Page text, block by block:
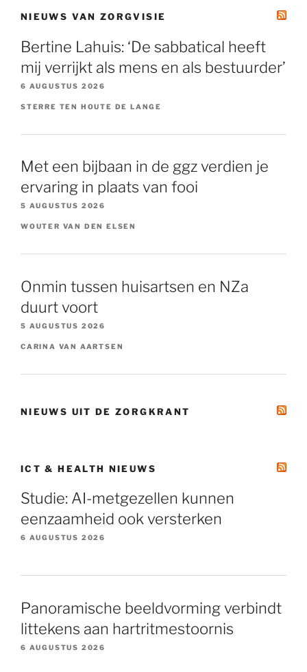
NIEUWS VAN ZORGVISIE
Bertine Lahuis: ‘De sabbatical heeft
mij verrijkt als mens en als bestuurder’
6 AUGUSTUS 2026
STERRE TEN HOUTE DE LANGE
Met een bijbaan in de ggz verdien je
ervaring in plaats van fooi
5 AUGUSTUS 2026
WOUTER VAN DEN ELSEN
Onmin tussen huisartsen en NZa
duurt voort
5 AUGUSTUS 2026
CARINA VAN AARTSEN
NIEUWS UIT DE ZORGKRANT
ICT & HEALTH NIEUWS
Studie: AI-metgezellen kunnen
eenzaamheid ook versterken
6 AUGUSTUS 2026
Panoramische beeldvorming verbindt
littekens aan hartritmestoornis
6 AUGUSTUS 2026